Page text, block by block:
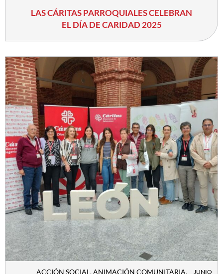
LAS CÁRITAS PARROQUIALES CELEBRAN
EL DÍA DE CARIDAD 2025
ACCIÓN SOCIAL,ANIMACIÓN COMUNITARIA,
JUNIO